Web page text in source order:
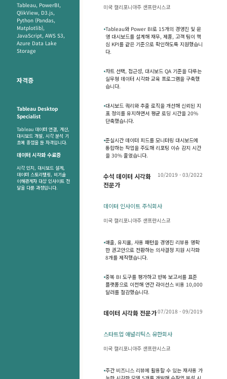
Tableau, PowerBI,
QlikView, D3.js,
Python (Pandas,
Matplotlib),
JavaScript, AWS S3,
Azure Data Lake
Storage
자격증
Tableau Desktop
Specialist
Tableau 데이터 연결, 계산,
대시보드 개발, 시각 분석 기
초에 중점을 둔 자격입니다.
데이터 시각화 수료증
시각 인지, 대시보드 설계,
데이터 스토리텔링, 비기술
이해관계자 대상 인사이트 전
달을 다룬 과정입니다.
미국 캘리포니아주 샌프란시스코
•Tableau와 Power BI로 15개의 경영진 및 운
영 대시보드를 설계해 재무, 제품, 고객 팀이 핵
심 KPI를 같은 기준으로 확인하도록 지원했습니
다.
•차트 선택, 접근성, 대시보드 QA 기준을 다루는
실무형 데이터 시각화 교육 프로그램을 구축했
습니다.
•대시보드 쿼리와 추출 로직을 개선해 신뢰된 지
표 정의를 유지하면서 평균 로딩 시간을 20%
단축했습니다.
•준실시간 데이터 피드를 모니터링 대시보드에
통합하는 작업을 주도해 리포팅 이슈 감지 시간
을 30% 줄였습니다.
수석 데이터 시각화
전문가
10/2019 - 03/2022
데이터 인사이트 주식회사
미국 캘리포니아주 샌프란시스코
•매출, 유지율, 사용 패턴을 경영진 리뷰용 명확
한 권고안으로 전환하는 의사결정 지원 시각화
8개를 제작했습니다.
•중복 BI 도구를 평가하고 반복 보고서를 표준
플랫폼으로 이전해 연간 라이선스 비용 10,000
달러를 절감했습니다.
데이터 시각화 전문가07/2018 - 09/2019
스타트업 애널리틱스 유한회사
미국 캘리포니아주 샌프란시스코
•주간 비즈니스 리뷰에 활용할 수 있는 재사용 가